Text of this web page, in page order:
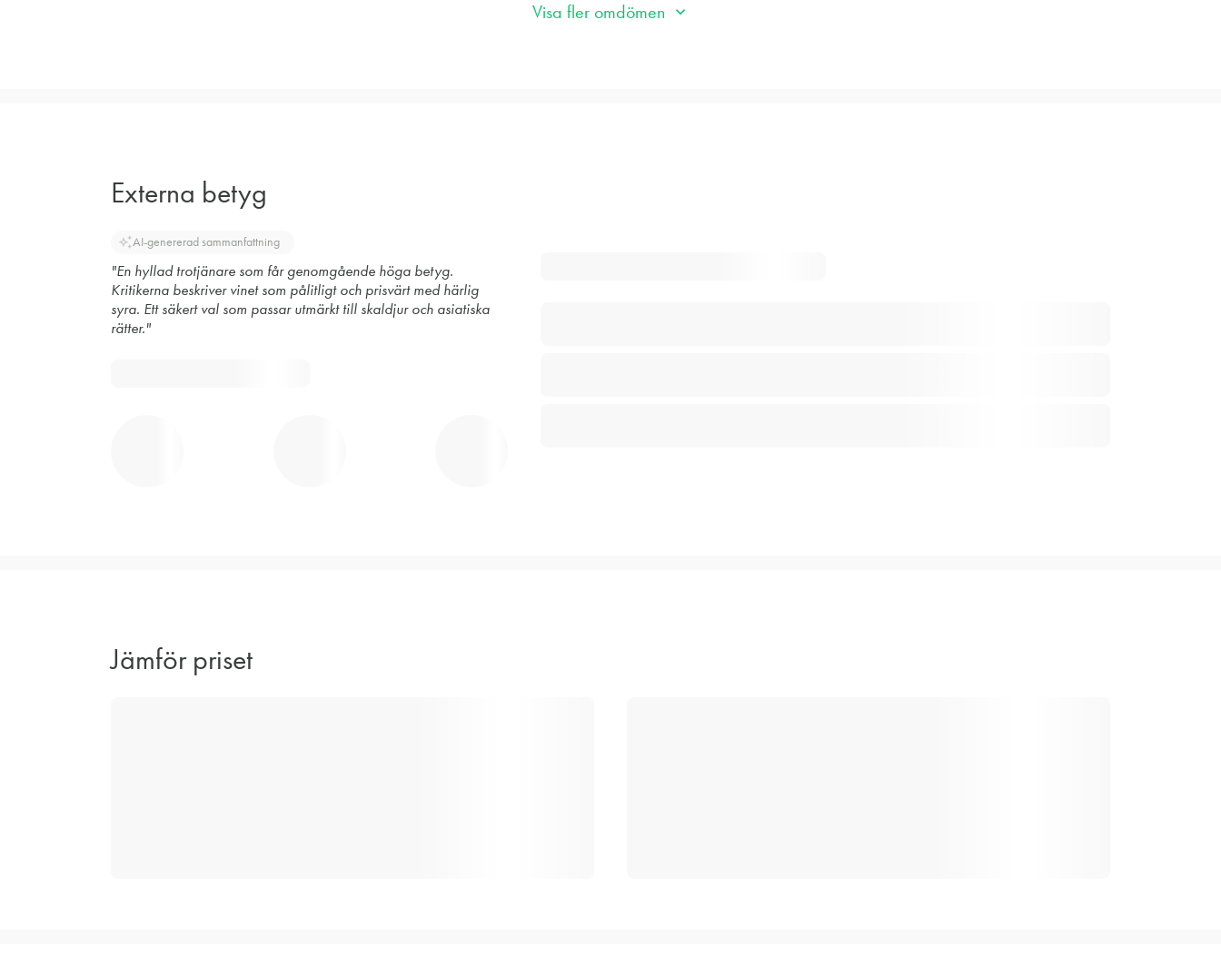
Visa fler omdömen
Externa betyg
auto_awesomeAI-genererad sammanfattning
"En hyllad trotjänare som får genomgående höga betyg.
Kritikerna beskriver vinet som pålitligt och prisvärt med härlig
syra. Ett säkert val som passar utmärkt till skaldjur och asiatiska
rätter."
Jämför priset